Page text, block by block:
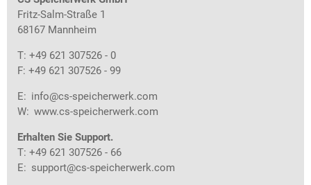
Fritz-Salm-Straße 1
68167 Mannheim
T: +49 621 307526 - 0
F: +49 621 307526 - 99
E: info@cs-speicherwerk.com
W: www.cs-speicherwerk.com
Erhalten Sie Support.
T: +49 621 307526 - 66
E: support@cs-speicherwerk.com